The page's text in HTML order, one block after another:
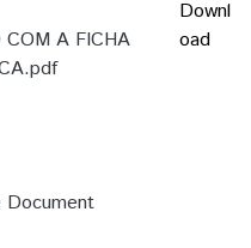
COM A FICHA
Downl
oad